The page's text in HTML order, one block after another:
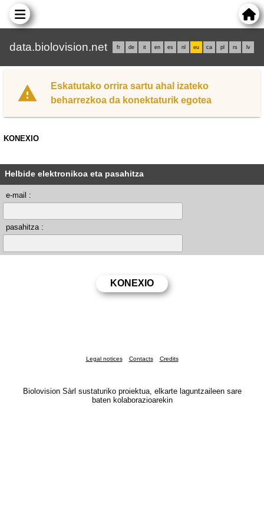
data.biolovision.net fr de it en es nl eu ca pl rs lv
Eskatutako orrira sartu ahal izateko
beharrezkoa da konektaturik egotea
KONEXIO
Helbide elektronikoa eta pasahitza
e-mail :
pasahitza :
Legal notices Contacts Credits
Biolovision Sàrl sustaturiko proiektua, elkarte laguntzaileen sare
baten kolaborazioarekin